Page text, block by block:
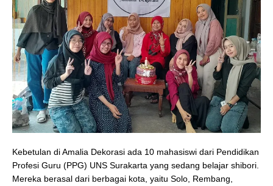
Kebetulan di Amalia Dekorasi ada 10 mahasiswi dari Pendidikan
Profesi Guru (PPG) UNS Surakarta yang sedang belajar shibori.
Mereka berasal dari berbagai kota, yaitu Solo, Rembang,